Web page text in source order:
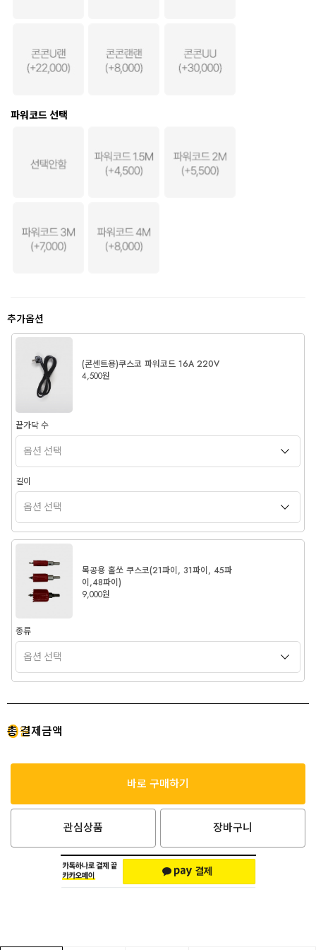
파워코드 선택
추가옵션
(콘센트용)쿠스코 파워코드 16A 220V
4,500원
끝가닥 수
길이
목공용 홀쏘 쿠스코(21파이, 31파이, 45파
이,48파이)
9,000원
종류
총 결제금액
0원
바로 구매하기
관심상품 장바구니